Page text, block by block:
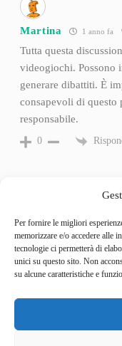
Per fornire le migliori
memorizzare e/o accedere alle
tecnologie ci permetterà di
unici su questo sito. Non
su alcune caratteristiche e
Martina 1 anno fa
Tutta questa
videogiochi. Possono
generare dibattiti. È
consapevoli di questo
responsabile.
0